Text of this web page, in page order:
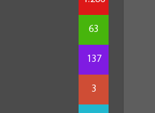
63
137
3